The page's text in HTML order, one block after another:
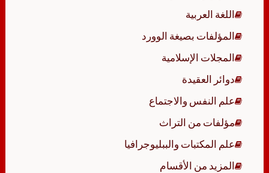
اللغة العربية
المؤلفات بصيغة الوورد
المجلات الإسلامية
دوائر العقيدة
علم النفس والاجتماع
مؤلفات من التراث
علم المكتبات والببليوجرافيا
المزيد من الأقسام